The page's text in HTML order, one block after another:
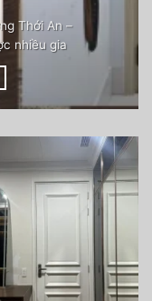
Thới An –
nhiều gia